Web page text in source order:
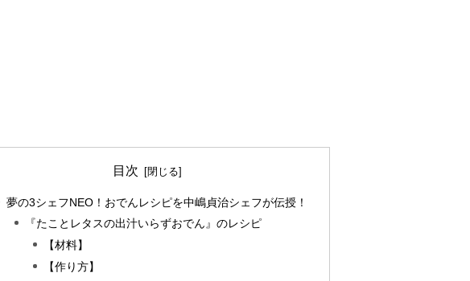
目次
夢の3シェフNEO！おでんレシピを中嶋貞治シェフが伝授！
『たことレタスの出汁いらずおでん』のレシピ
【材料】
【作り方】